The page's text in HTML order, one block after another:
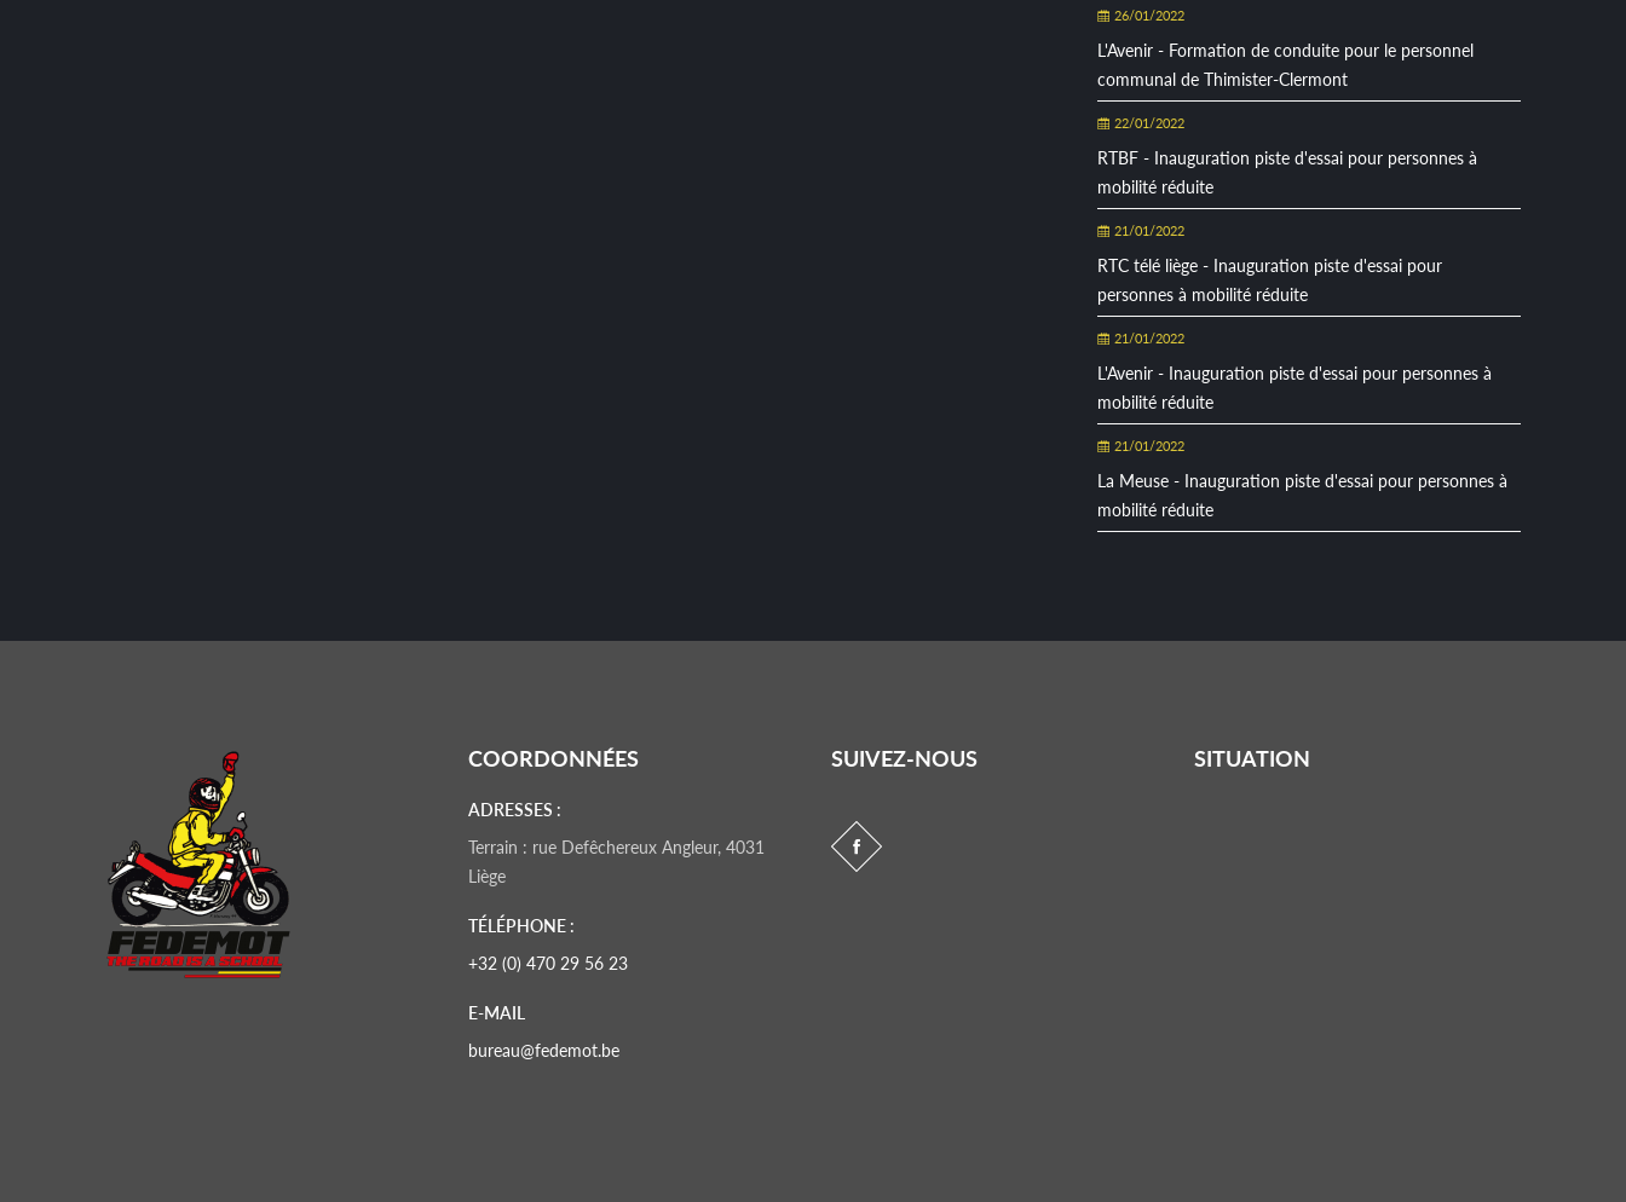
26/01/2022
L'Avenir - Formation de conduite pour le personnel
communal de Thimister-Clermont
22/01/2022
RTBF - Inauguration piste d'essai pour personnes à
mobilité réduite
21/01/2022
RTC télé liège - Inauguration piste d'essai pour
personnes à mobilité réduite
21/01/2022
L'Avenir - Inauguration piste d'essai pour personnes à
mobilité réduite
21/01/2022
La Meuse - Inauguration piste d'essai pour personnes à
mobilité réduite
COORDONNÉES
ADRESSES :
Terrain : rue Defêchereux Angleur, 4031
Liège
TÉLÉPHONE :
+32 (0) 470 29 56 23
E-MAIL
bureau@fedemot.be
SUIVEZ-NOUS SITUATION